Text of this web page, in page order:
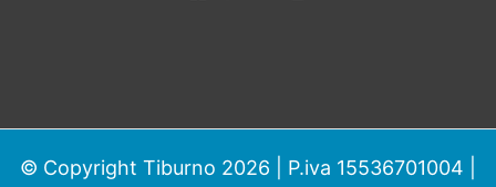
© Copyright Tiburno 2026 | P.iva 15536701004 |